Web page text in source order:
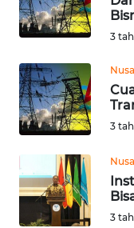
3
3
3
WN
SELATAN
WN
TANJUNG
WN
KARO